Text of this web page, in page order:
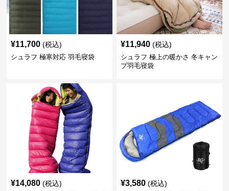
¥11,700 (税込)
シュラフ 極寒対応 羽毛寝袋
¥11,940 (税込)
シュラフ 極上の暖かさ 冬キャン
プ羽毛寝袋
¥14,080 (税込) ¥3,580 (税込)